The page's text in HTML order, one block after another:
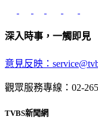
深入時事，一觸即見
意見反映：
觀眾服務專線：02-
TVBS新聞網